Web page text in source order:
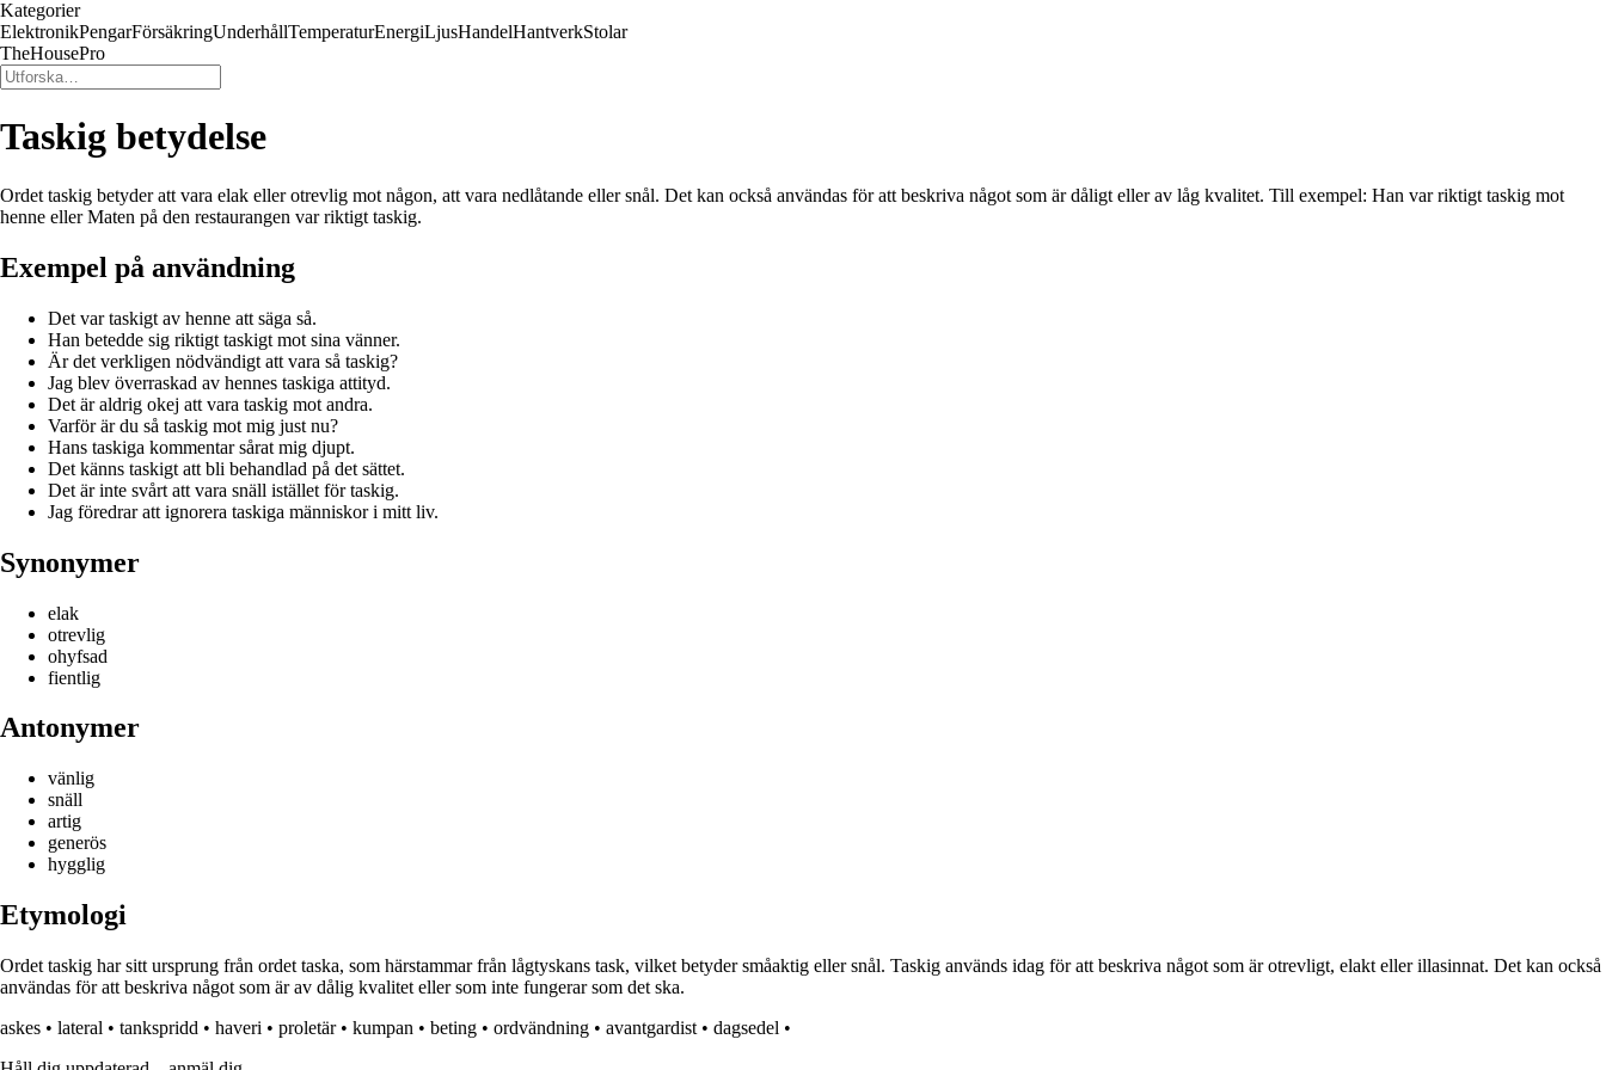
Kategorier
ElektronikPengarFörsäkringUnderhållTemperaturEnergiLjusHandelHantverkStolar
TheHousePro
Taskig betydelse
Ordet taskig betyder att vara elak eller otrevlig mot någon, att vara nedlåtande eller snål. Det kan också användas för att beskriva något som är dåligt eller av låg kvalitet. Till exempel: Han var riktigt taskig mot
henne eller Maten på den restaurangen var riktigt taskig.
Exempel på användning
Det var taskigt av henne att säga så.
Han betedde sig riktigt taskigt mot sina vänner.
Är det verkligen nödvändigt att vara så taskig?
Jag blev överraskad av hennes taskiga attityd.
Det är aldrig okej att vara taskig mot andra.
Varför är du så taskig mot mig just nu?
Hans taskiga kommentar sårat mig djupt.
Det känns taskigt att bli behandlad på det sättet.
Det är inte svårt att vara snäll istället för taskig.
Jag föredrar att ignorera taskiga människor i mitt liv.
Synonymer
elak
otrevlig
ohyfsad
fientlig
Antonymer
vänlig
snäll
artig
generös
hygglig
Etymologi
Ordet taskig har sitt ursprung från ordet taska, som härstammar från lågtyskans task, vilket betyder småaktig eller snål. Taskig används idag för att beskriva något som är otrevligt, elakt eller illasinnat. Det kan också
användas för att beskriva något som är av dålig kvalitet eller som inte fungerar som det ska.
askes • lateral • tankspridd • haveri • proletär• kumpan • beting • ordvändning • avantgardist • dagsedel •